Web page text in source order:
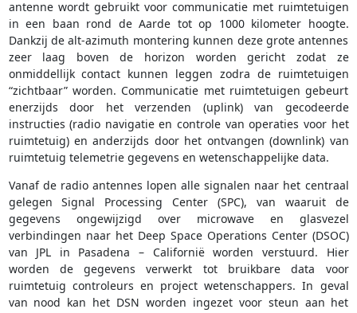
antenne wordt gebruikt voor communicatie met ruimtetuigen
in een baan rond de Aarde tot op 1000 kilometer hoogte.
Dankzij de alt-azimuth montering kunnen deze grote antennes
zeer laag boven de horizon worden gericht zodat ze
onmiddellijk contact kunnen leggen zodra de ruimtetuigen
“zichtbaar” worden. Communicatie met ruimtetuigen gebeurt
enerzijds door het verzenden (uplink) van gecodeerde
instructies (radio navigatie en controle van operaties voor het
ruimtetuig) en anderzijds door het ontvangen (downlink) van
ruimtetuig telemetrie gegevens en wetenschappelijke data.
Vanaf de radio antennes lopen alle signalen naar het centraal
gelegen Signal Processing Center (SPC), van waaruit de
gegevens ongewijzigd over microwave en glasvezel
verbindingen naar het Deep Space Operations Center (DSOC)
van JPL in Pasadena – Californië worden verstuurd. Hier
worden de gegevens verwerkt tot bruikbare data voor
ruimtetuig controleurs en project wetenschappers. In geval
van nood kan het DSN worden ingezet voor steun aan het